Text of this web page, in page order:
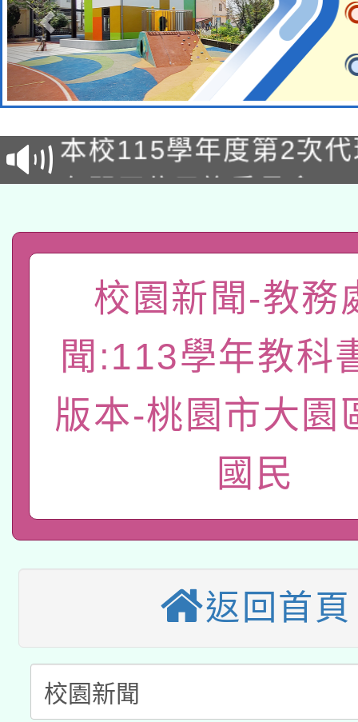
本校115學年度第1次
第3次招考甄選結果公
本校115學年度第2次
次招考甄選結果公告(
有關原住民族委員會
答一案
有關本府115年70歲以
人員健康講座「吃得安
心」，鼓勵退休同仁踴
案。
本校115學年度第2次
招甄選結果公告(無人
招)
適應運動共學行動站研
本館辦理115年度閱讀
暨閱讀推動專業研習
科技賦能─人工智慧
A3數位素養講師名單
本校115學年度第1次
第3次招考甄選結果公
本校115學年度第2次
次招考甄選結果公告(
有關原住民族委員會
公告之原住民族歲時祭
一案。
兒童少年暑期犯罪預防
答一案
有關本府115年70歲以
人員健康講座「吃得安
本校115學年度第2次
校園新聞-教務
聞:113學年教科
版本-桃園市大園
國民
返回首頁